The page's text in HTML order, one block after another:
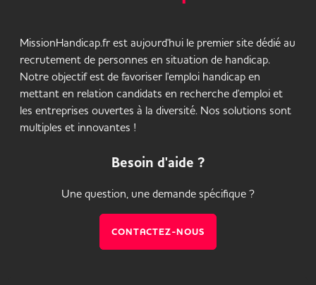
MissionHandicap.fr est aujourd'hui le premier site dédié au
recrutement de personnes en situation de handicap.
Notre objectif est de favoriser l'emploi handicap en
mettant en relation candidats en recherche d'emploi et
les entreprises ouvertes à la diversité. Nos solutions sont
multiples et innovantes !
Besoin d'aide ?
Une question, une demande spécifique ?
CONTACTEZ-NOUS